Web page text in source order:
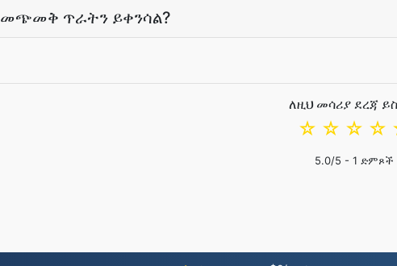
መጭመቅ ጥራትን ይቀንሳል?
ለዚህ መሳሪያ ደረጃ
☆
☆
☆
☆
5.0/5 - 1 ድምጾች